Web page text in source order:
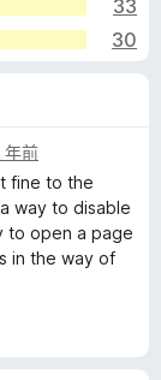
33
30
年前
fine to the
way to disable
to open a page
in the way of